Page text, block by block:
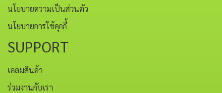
นโยบายความเป็นส่วนตัว
นโยบายการใช้คุกกี้
SUPPORT
เคลมสินค้า
ร่วมงานกับเรา